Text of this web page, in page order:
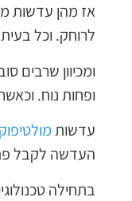
אז מהן עדשות
לרוחק. וכל
ומכיוון שרבים
ופחות נוח.
עדשות
העדשה לקבל
בתחילה